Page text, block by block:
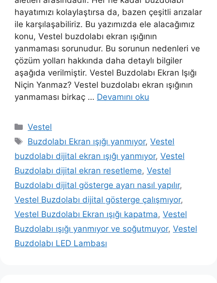
hayatımızı kolaylaştırsa da, bazen çeşitli arızalar
ile karşılaşabiliriz. Bu yazımızda ele alacağımız
konu, Vestel buzdolabı ekran ışığının
yanmaması sorunudur. Bu sorunun nedenleri ve
çözüm yolları hakkında daha detaylı bilgiler
aşağıda verilmiştir. Vestel Buzdolabı Ekran Işığı
Niçin Yanmaz? Vestel buzdolabı ekran ışığının
yanmaması birkaç … Devamını oku
Kategoriler
Vestel
Etiketler
Buzdolabı Ekran ışığı yanmıyor,Vestel
buzdolabı dijital ekran ışığı yanmıyor, Vestel
Buzdolabı dijital ekran resetleme, Vestel
Buzdolabı dijital gösterge ayarı nasıl yapılır,
Vestel Buzdolabı dijital gösterge çalışmıyor,
Vestel Buzdolabı Ekran ışığı kapatma, Vestel
Buzdolabı ışığı yanmıyor ve soğutmuyor, Vestel
Buzdolabı LED Lambası